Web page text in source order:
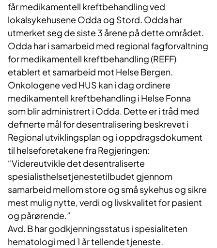
får medikamentell kreftbehandling ved
lokalsykehusene Odda og Stord. Odda har
utmerket seg de siste 3 årene på dette området.
Odda har i samarbeid med regional fagforvaltning
for medikamentell kreftbehandling (REFF)
etablert et samarbeid mot Helse Bergen.
Onkologene ved HUS kan i dag ordinere
medikamentell kreftbehandling i Helse Fonna
som blir administrert i Odda. Dette er i tråd med
definerte mål for desentralisering beskrevet i
Regional utviklingsplan og i oppdragsdokument
til helseforetakene fra Regjeringen:
“Videreutvikle det desentraliserte
spesialisthelsetjenestetilbudet gjennom
samarbeid mellom store og små sykehus og sikre
mest mulig nytte, verdi og livskvalitet for pasient
og pårørende.”
Avd. B har godkjenningsstatus i spesialiteten
hematologi med 1 år tellende tjeneste.